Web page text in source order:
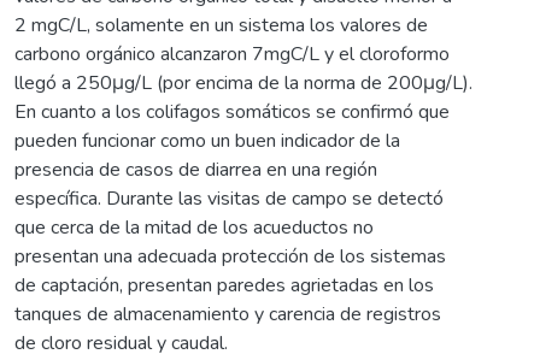
2 mgC/L, solamente en un sistema los valores de
carbono orgánico alcanzaron 7mgC/L y el cloroformo
llegó a 250μg/L (por encima de la norma de 200μg/L).
En cuanto a los colifagos somáticos se confirmó que
pueden funcionar como un buen indicador de la
presencia de casos de diarrea en una región
específica. Durante las visitas de campo se detectó
que cerca de la mitad de los acueductos no
presentan una adecuada protección de los sistemas
de captación, presentan paredes agrietadas en los
tanques de almacenamiento y carencia de registros
de cloro residual y caudal.